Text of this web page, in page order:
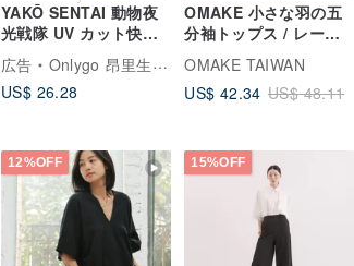
YAKŌ SENTAI 動物夜
光戦隊 UV カット快適
吸汗速乾 T シャツ - 石
虎モデル
広告
Onlygo 昂里生活創意
US$ 26.28
OMAKE 小さな羽の五
分袖トップス / レーヨ
ン オフホワイト
OMAKE TAIWAN
US$ 42.34 US$ 48.11
12%OFF 15%OFF